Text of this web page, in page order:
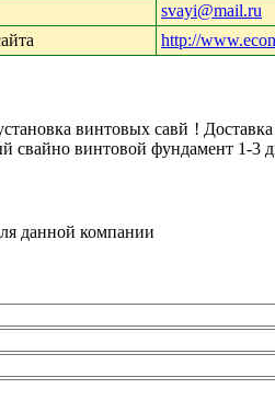
svayi@mail.ru
http://
винтовых савй !
свайно винтовой фундамент 1-3
данной компании